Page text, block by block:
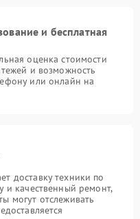
и бесплатная
оценка стоимости
и возможность
или онлайн на
доставку техники по
и качественный ремонт,
могут отслеживать